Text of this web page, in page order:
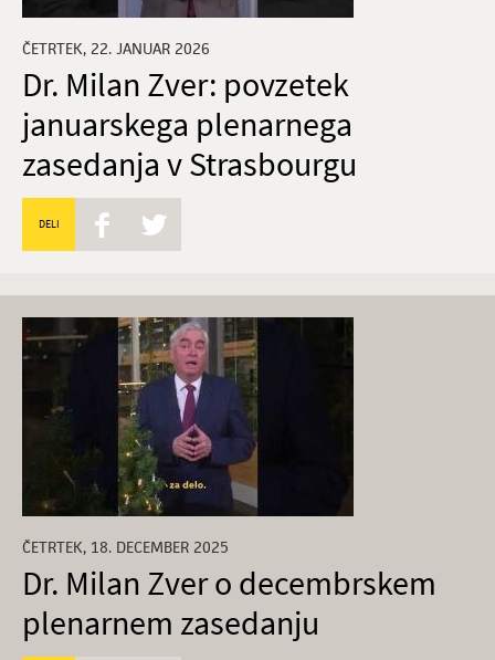
ČETRTEK, 22. JANUAR 2026
Dr. Milan Zver: povzetek
januarskega plenarnega
zasedanja v Strasbourgu
DELI
ČETRTEK, 18. DECEMBER 2025
Dr. Milan Zver o decembrskem
plenarnem zasedanju